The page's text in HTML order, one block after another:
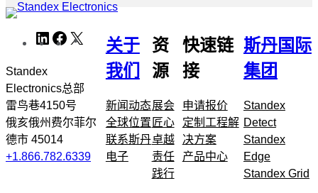
LinkedInFacebook
WeChat
Standex
Electronics总部
雷鸟巷4150号
俄亥俄州费尔菲尔
德市 45014
+1.866.782.6339
元
导
航
关于
我们
新闻动态
全球位置
联系斯丹
电子
资
源
展会
匠心
卓越
责任
践行
快速链
接
申请报价
定制工程解
决方案
产品中心
斯丹国际
集团
Standex
Detect
Standex
Edge
Standex Grid